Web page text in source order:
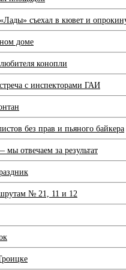
съехал в кювет и
доме
конопли
с инспекторами ГАИ
без прав и пьяного байкера
отвечаем за результат
№ 21, 11 и 12